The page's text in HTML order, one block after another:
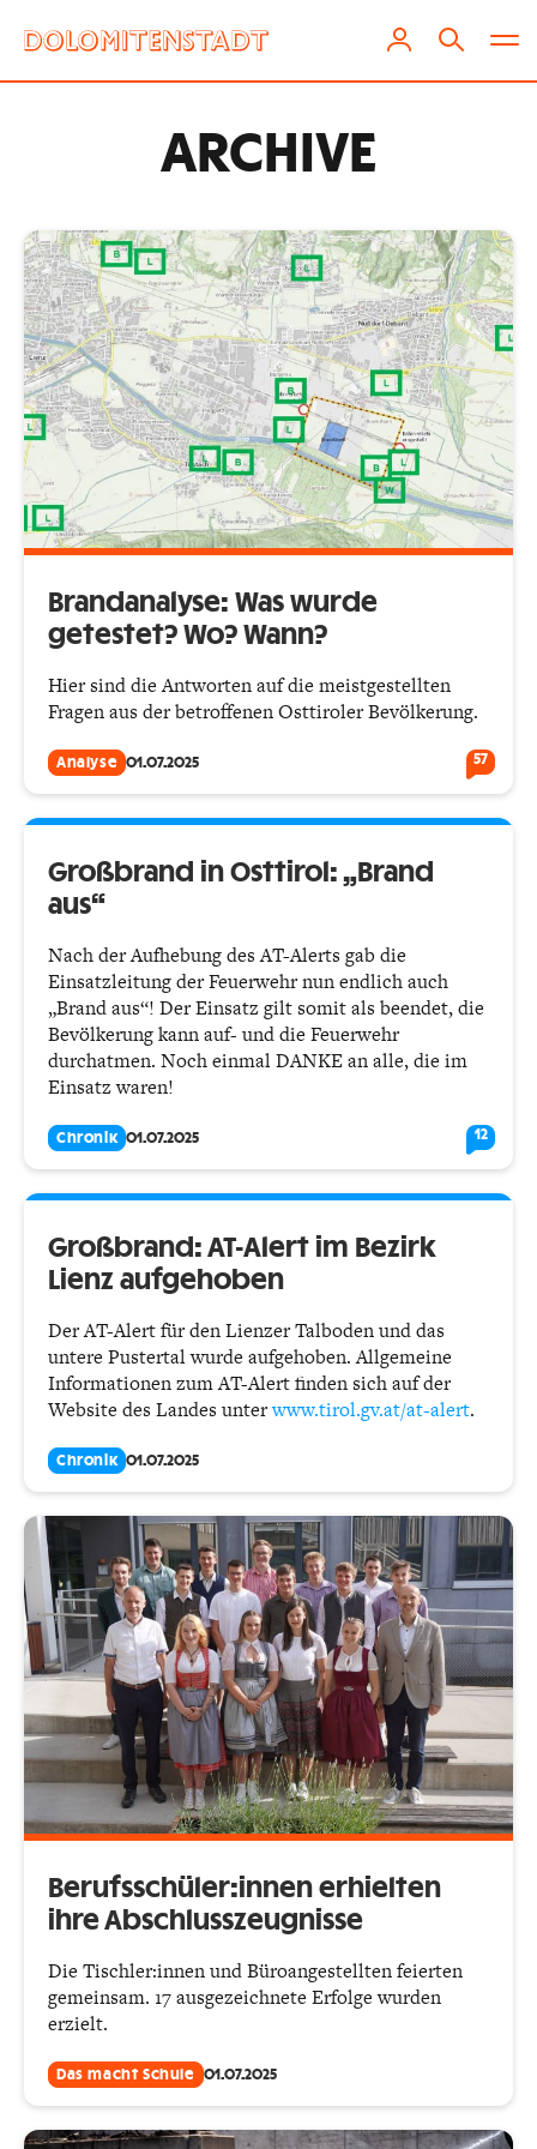
ARCHIVE
Brandanalyse: Was wurde
getestet? Wo? Wann?
Hier sind die Antworten auf die meistgestellten
Fragen aus der betroffenen Osttiroler Bevölkerung.
Analyse 01.07.2025 57
Großbrand in Osttirol: „Brand
aus“
Nach der Aufhebung des AT-Alerts gab die
Einsatzleitung der Feuerwehr nun endlich auch
„Brand aus“! Der Einsatz gilt somit als beendet, die
Bevölkerung kann auf- und die Feuerwehr
durchatmen. Noch einmal DANKE an alle, die im
Einsatz waren!
Chronik 01.07.2025 12
Großbrand: AT-Alert im Bezirk
Lienz aufgehoben
Der AT-Alert für den Lienzer Talboden und das
untere Pustertal wurde aufgehoben. Allgemeine
Informationen zum AT-Alert finden sich auf der
Website des Landes unterwww.tirol.gv.at/at-alert.
Chronik 01.07.2025
Berufsschüler:innen erhielten
ihre Abschlusszeugnisse
Die Tischler:innen und Büroangestellten feierten
gemeinsam. 17 ausgezeichnete Erfolge wurden
erzielt.
Das macht Schule 01.07.2025